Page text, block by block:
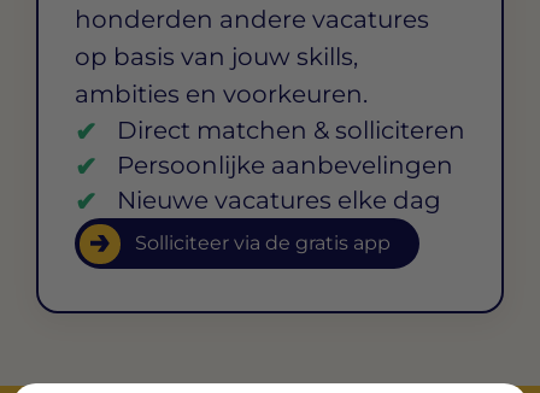
honderden andere vacatures
op basis van jouw skills,
ambities en voorkeuren.
Direct matchen & solliciteren
Persoonlijke aanbevelingen
Nieuwe vacatures elke dag
Solliciteer via de gratis app